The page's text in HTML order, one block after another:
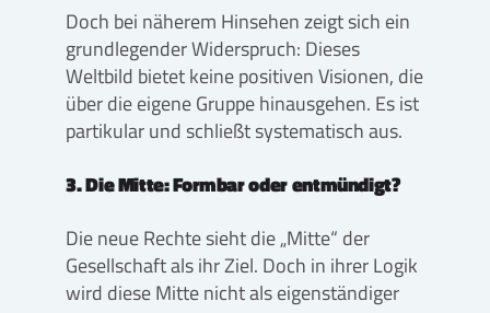
Doch bei näherem Hinsehen zeigt sich ein
grundlegender Widerspruch: Dieses
Weltbild bietet keine positiven Visionen, die
über die eigene Gruppe hinausgehen. Es ist
partikular und schließt systematisch aus.
3. Die Mitte: Formbar oder entmündigt?
Die neue Rechte sieht die „Mitte“ der
Gesellschaft als ihr Ziel. Doch in ihrer Logik
wird diese Mitte nicht als eigenständiger